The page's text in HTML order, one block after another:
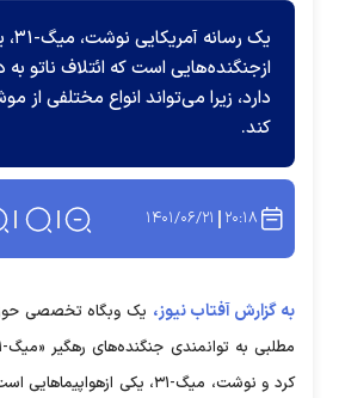
یک
ازجنگنده‌هایی است که ائتلاف ناتو به
دارد، زیرا می‌تواند انواع مختلفی از
کند.
۲۰:۱۸ ۱۴۰۱/۰۶/۲۱
به گزارش آفتاب نیوز، یک وبگاه تخصصی
کرد و نوشت، میگ-۳۱، یکی